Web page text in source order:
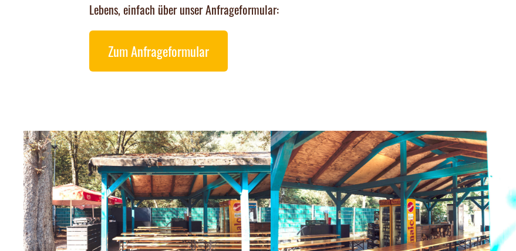
Lebens, einfach über unser Anfrageformular:
Zum Anfrageformular